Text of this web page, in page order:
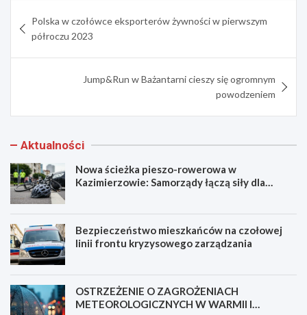
wpisu
Polska w czołówce eksporterów żywności w pierwszym
półroczu 2023
Jump&Run w Bażantarni cieszy się ogromnym
powodzeniem
Aktualności
Nowa ścieżka pieszo-rowerowa w
Kazimierzowie: Samorządy łączą siły dla
Bezpieczeństwo mieszkańców na czołowej
linii frontu kryzysowego zarządzania
OSTRZEŻENIE O ZAGROŻENIACH
METEOROLOGICZNYCH W WARMII I